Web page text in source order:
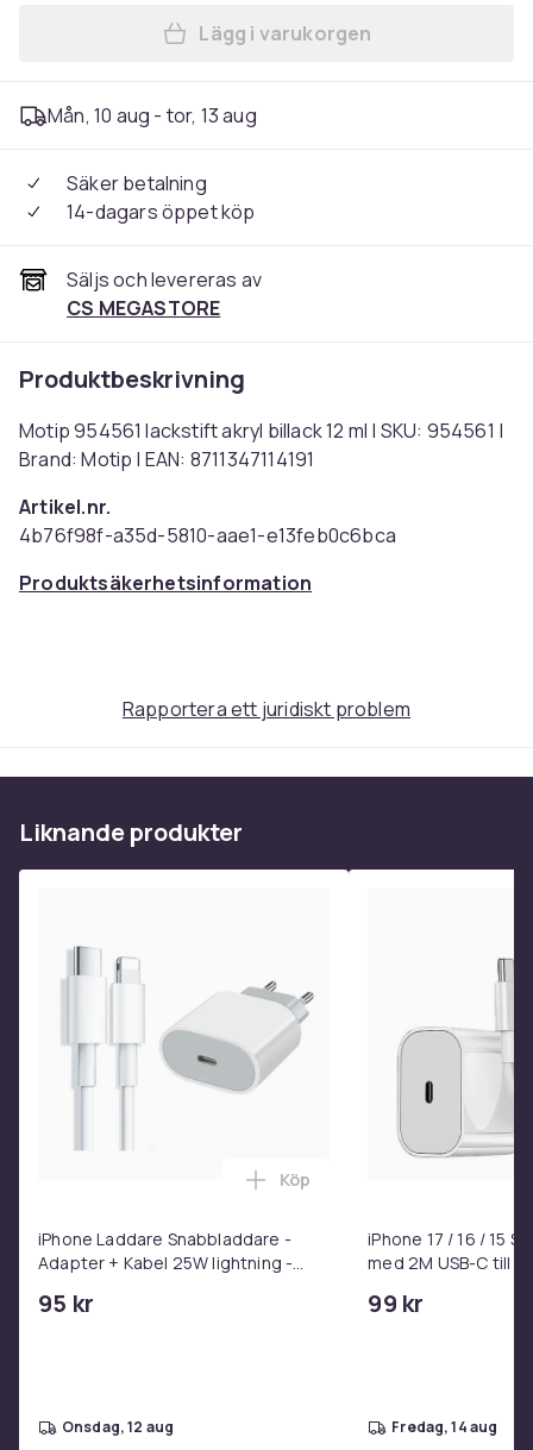
Lägg till Motip 954561
Lägg i varukorgen
Mån, 10 aug - tor, 13 aug
Säker betalning
14-dagars öppet köp
Säljs och levereras av
CS MEGASTORE
Produktbeskrivning
Motip 954561 lackstift akryl billack 12 ml | SKU: 954561 |
Brand: Motip | EAN: 8711347114191
Artikel.nr.
4b76f98f-a35d-5810-aae1-e13feb0c6bca
Produktsäkerhetsinformation
Rapportera ett juridiskt problem
Liknande produkter
iPhone Laddare Snabbladdare -
Adapter + Kabel 25W lightning -
95 kr
Lägg till iPhone Laddare
Köp
onsdag, 12 aug
iPhone 17 / 16 / 15
med 2M USB-C till
99 kr
fredag, 14 aug